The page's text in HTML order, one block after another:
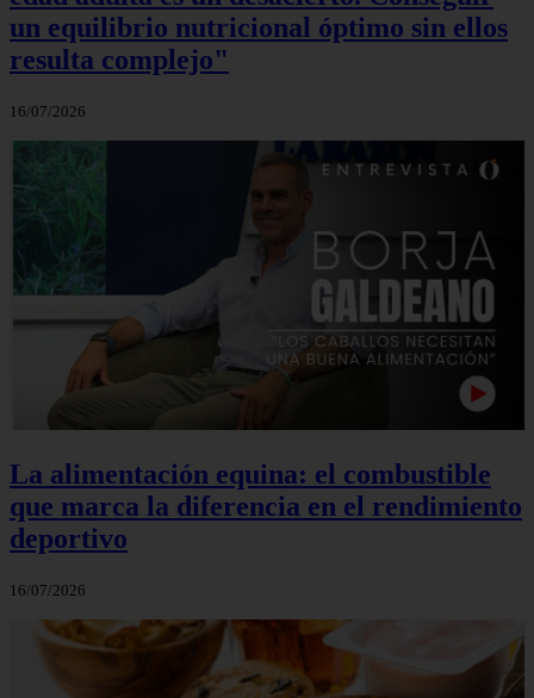
un equilibrio nutricional óptimo sin ellos
resulta complejo"
16/07/2026
La alimentación equina: el combustible
que marca la diferencia en el rendimiento
deportivo
16/07/2026